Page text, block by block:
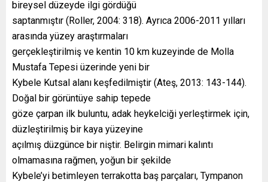
bireysel düzeyde ilgi gördüğü
saptanmıştır (Roller, 2004: 318). Ayrıca 2006-2011 yılları
arasında yüzey araştırmaları
gerçekleştirilmiş ve kentin 10 km kuzeyinde de Molla
Mustafa Tepesi üzerinde yeni bir
Kybele Kutsal alanı keşfedilmiştir (Ateş, 2013: 143-144).
Doğal bir görüntüye sahip tepede
göze çarpan ilk buluntu, adak heykelciği yerleştirmek için,
düzleştirilmiş bir kaya yüzeyine
açılmış düzgünce bir niştir. Belirgin mimari kalıntı
olmamasına rağmen, yoğun bir şekilde
Kybele’yi betimleyen terrakotta baş parçaları, Tympanon